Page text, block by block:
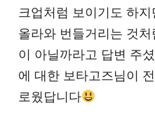
크업처럼 보이기도 하
올라와 번들거리는 것
이 아닐까라고 답변 주
에 대한 보타고즈님이
로웠답니다